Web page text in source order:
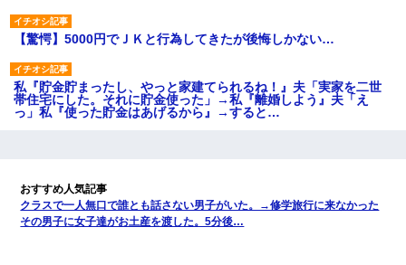
【驚愕】5000円でＪＫと行為してきたが後悔しかない…
私『貯金貯まったし、やっと家建てられるね！』夫「実家を二世
帯住宅にした。それに貯金使った」→私『離婚しよう』夫「え
っ」私『使った貯金はあげるから』→すると…
時間弱・・・
クラスで一人無口で誰とも話さない男子がいた。→修学旅行に来なかった
その男子に女子達がお土産を渡した。5分後…